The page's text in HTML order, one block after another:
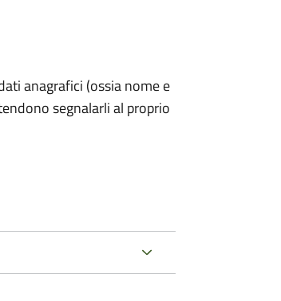
anagrafici (ossia nome e
segnalarli al proprio